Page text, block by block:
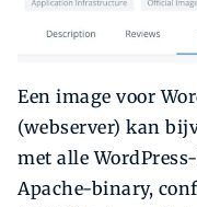
Een image voor
(webserver) kan
met alle
Apache-­binary,